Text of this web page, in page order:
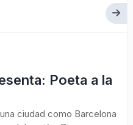
Poeta a la
ciudad como Barcelona